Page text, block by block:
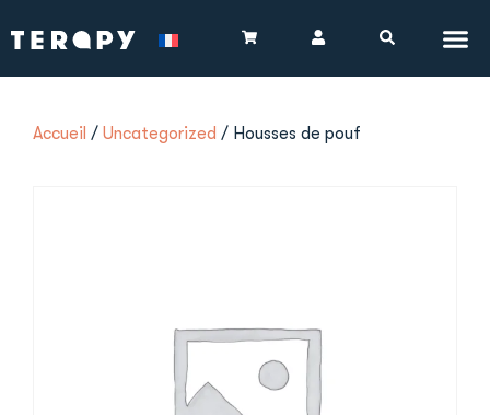
Accueil / Uncategorized / Housses de pouf